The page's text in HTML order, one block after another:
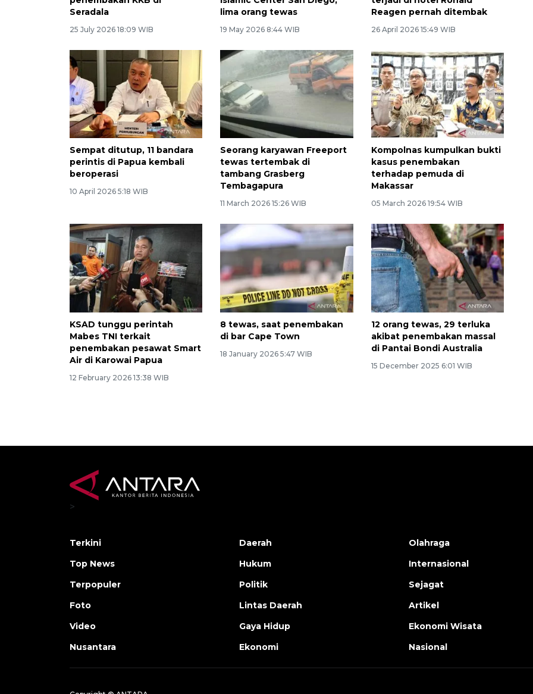
Seradala
25 July 2026 18:09 WIB
lima orang tewas
19 May 2026 8:44 WIB
Reagen pernah ditembak
26 April 2026 15:49 WIB
Sempat ditutup, 11 bandara
perintis di Papua kembali
beroperasi
10 April 2026 5:18 WIB
Seorang karyawan Freeport
tewas tertembak di
tambang Grasberg
Tembagapura
11 March 2026 15:26 WIB
Kompolnas kumpulkan bukti
kasus penembakan
terhadap pemuda di
Makassar
05 March 2026 19:54 WIB
KSAD tunggu perintah
Mabes TNI terkait
penembakan pesawat Smart
Air di Karowai Papua
12 February 2026 13:38 WIB
8 tewas, saat penembakan
di bar Cape Town
18 January 2026 5:47 WIB
12 orang tewas, 29 terluka
akibat penembakan massal
di Pantai Bondi Australia
15 December 2025 6:01 WIB
>
Terkini
Top News
Terpopuler
Foto
Video
Nusantara
Daerah
Hukum
Politik
Lintas Daerah
Gaya Hidup
Ekonomi
Olahraga
Internasional
Sejagat
Artikel
Ekonomi Wisata
Nasional